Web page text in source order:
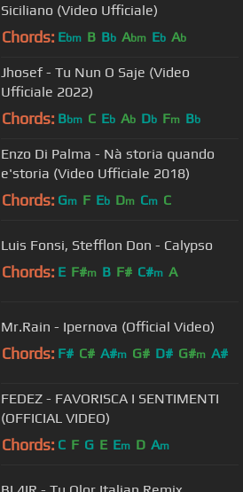
Siciliano (Video Ufficiale)
Chords: Ebm B Bb Abm Eb Ab
Jhosef - Tu Nun O Saje (Video
Ufficiale 2022)
Chords: Bbm C Eb Ab Db Fm Bb
Enzo Di Palma - Nà storia quando
e'storia (Video Ufficiale 2018)
Chords: Gm F Eb Dm Cm C
Luis Fonsi, Stefflon Don - Calypso
Chords: E F#m B F# C#m A
Mr.Rain - Ipernova (Official Video)
Chords: F# C# A#m G# D# G#m A#
FEDEZ - FAVORISCA I SENTIMENTI
(OFFICIAL VIDEO)
Chords: C F G E Em D Am